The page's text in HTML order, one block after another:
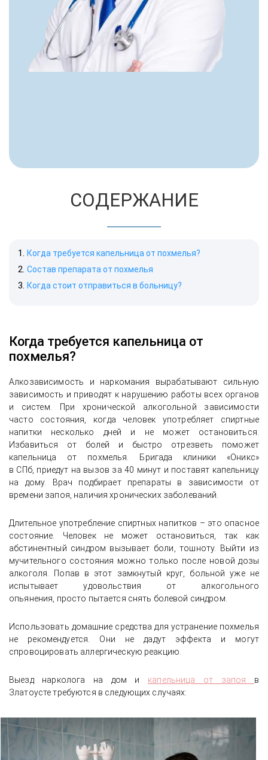
СОДЕРЖАНИЕ
Когда требуется капельница от похмелья?
Состав препарата от похмелья
Когда стоит отправиться в больницу?
Когда требуется капельница от
похмелья?
Алкозависимость и наркомания вырабатывают сильную
зависимость и приводят к нарушению работы всех органов
и систем. При хронической алкогольной зависимости
часто состояния, когда человек употребляет спиртные
напитки несколько дней и не может остановиться.
Избавиться от болей и быстро отрезветь поможет
капельница от похмелья. Бригада клиники «Оникс»
в СПб, приедут на вызов за 40 минут и поставят капельницу
на дому. Врач подбирает препараты в зависимости от
времени запоя, наличия хронических заболеваний.
Длительное употребление спиртных напитков – это опасное
состояние. Человек не может остановиться, так как
абстинентный синдром вызывает боли, тошноту. Выйти из
мучительного состояния можно только после новой дозы
алкоголя. Попав в этот замкнутый круг, больной уже не
испытывает удовольствия от алкогольного
опьянения, просто пытается снять болевой синдром.
Использовать домашние средства для устранение похмелья
не рекомендуется. Они не дадут эффекта и могут
спровоцировать аллергическую реакцию.
Выезд нарколога на дом и капельница от запоя в
Златоусте требуются в следующих случаях: